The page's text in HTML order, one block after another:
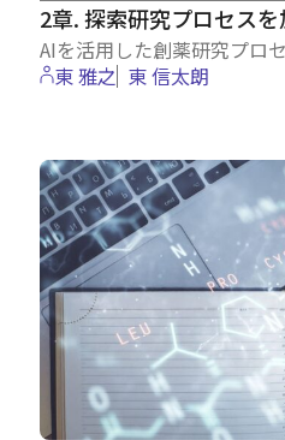
2章. 探索研究プロセス
AIを活用した創薬研究プロ
東 雅之 東 信太朗